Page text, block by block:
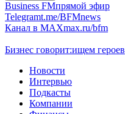
Business FMпрямой эфир
Telegramt.me/BFMnews
Канал в MAXmax.ru/bfm
Бизнес говорит:ищем героев
Новости
Интервью
Подкасты
Компании